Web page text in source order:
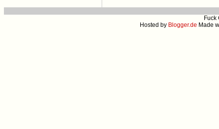
Fuck
Hosted by Blogger.de Made